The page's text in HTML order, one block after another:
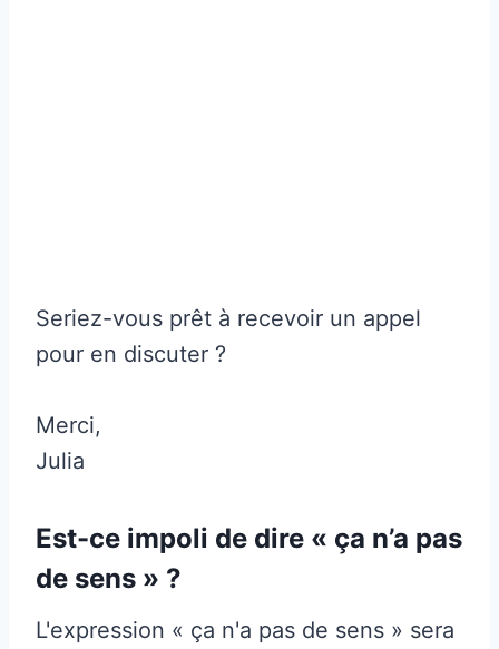
Seriez-vous prêt à recevoir un appel
pour en discuter ?
Merci,
Julia
Est-ce impoli de dire « ça n’a pas
de sens » ?
L'expression « ça n'a pas de sens » sera